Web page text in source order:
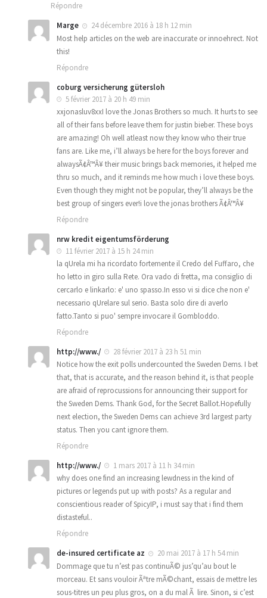
Répondre
Marge
24 décembre 2016 à 18 h 12 min
Most help articles on the web are inaccurate or innoehrect. Not
this!
Répondre
coburg versicherung gütersloh
5 février 2017 à 20 h 49 min
xxjonasluv8xxI love the Jonas Brothers so much. It hurts to see
all of their fans before leave them for justin bieber. These boys
are amazing! Oh well atleast now they know who their true
fans are. Like me, i’ll always be here for the boys forever and
alwaysÃ¢Â™Â¥ their music brings back memories, it helped me
thru so much, and it reminds me how much i love these boys.
Even though they might not be popular, they’ll always be the
best group of singers ever!i love the jonas brothers Ã¢Â™Â¥
Répondre
nrw kredit eigentumsförderung
11 février 2017 à 15 h 24 min
la qUrela mi ha ricordato fortemente il Credo del Fuffaro, che
ho letto in giro sulla Rete. Ora vado di fretta, ma consiglio di
cercarlo e linkarlo: e' uno spasso.In esso vi si dice che non e'
necessario qUrelare sul serio. Basta solo dire di averlo
fatto.Tanto si puo' sempre invocare il Gombloddo.
Répondre
http://www./
28 février 2017 à 23 h 51 min
Notice how the exit polls undercounted the Sweden Dems. I bet
that, that is accurate, and the reason behind it, is that people
are afraid of reprocussions for announcing their support for
the Sweden Dems. Thank God, for the Secret Ballot.Hopefully
next election, the Sweden Dems can achieve 3rd largest party
status. Then you cant ignore them.
Répondre
http://www./
1 mars 2017 à 11 h 34 min
why does one find an increasing lewdness in the kind of
pictures or legends put up with posts? As a regular and
conscientious reader of SpicyIP, i must say that i find them
distasteful..
Répondre
de-insured certificate az
20 mai 2017 à 17 h 54 min
Dommage que tu n’est pas continuÃ© jus’qu’au bout le
morceau. Et sans vouloir Ãªtre mÃ©chant, essais de mettre les
sous-titres un peu plus gros, on a du mal Ã lire. Sinon, si c’est